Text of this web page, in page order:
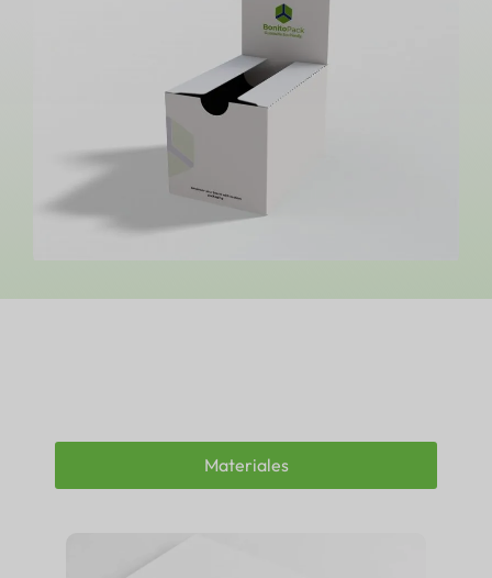
Materiales